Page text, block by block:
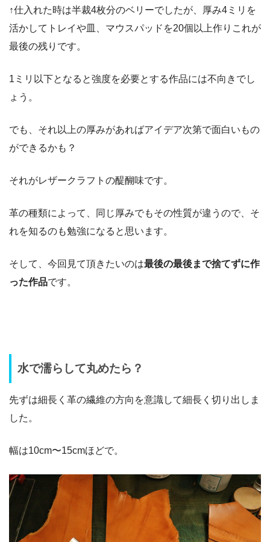
↑仕入れた時は半裁4枚分のベリーでしたが、厚み4ミリを
活かしてトレイや皿、マウスパッドを20個以上作りこれが
最後の残りです。
1ミリ以下となると強度を必要とする作品には不向きでし
ょう。
でも、それ以上の厚みがあればアイデア次第で面白いもの
ができるかも？
それがレザークラフトの醍醐味です。
革の種類によって、同じ厚みでもその性質が違うので、そ
れを知るのも勉強になると思います。
そして、今回見て頂きたいのは最後の最後まで捨てずに作
った作品です。
水で濡らして丸めたら？
先ずは細長く革の繊維の方向を意識して細長く切り出しま
した。
幅は10cm〜15cmほどで。